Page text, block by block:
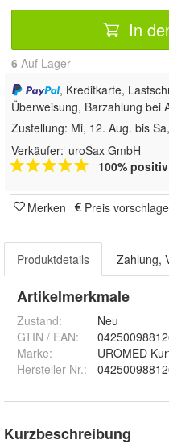
In
6 Auf Lager
, Kreditkarte,
Überweisung, Barzahlung bei
Zustellung: Mi, 12. Aug. bis
Verkäufer: uroSax GmbH
100% positiv
Merken Preis
Produktdetails Zahlung,
Artikelmerkmale
Zustand:
Neu
GTIN / EAN:
Marke:
UROMED
Hersteller Nr.:
Kurzbeschreibung